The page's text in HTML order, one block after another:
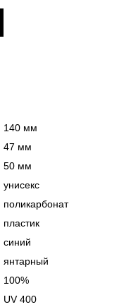
140 мм
47 мм
50 мм
унисекс
поликарбонат
пластик
синий
янтарный
100%
UV 400